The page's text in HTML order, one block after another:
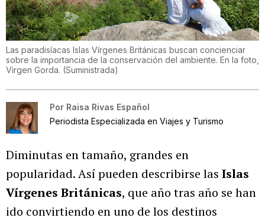
Las paradisíacas Islas Vírgenes Británicas buscan concienciar
sobre la importancia de la conservación del ambiente. En la foto,
Virgen Gorda. (Suministrada)
Por Raisa Rivas Español
Periodista Especializada en Viajes y Turismo
Diminutas en tamaño, grandes en
popularidad. Así pueden describirse las Islas
Vírgenes Británicas, que año tras año se han
ido convirtiendo en uno de los destinos